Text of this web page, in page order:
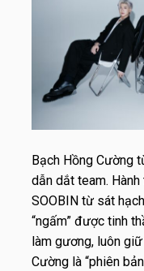
Bạch Hồng Cường
dẫn dắt team.
SOOBIN từ sát
“ngấm” được tinh
làm gương, luôn
Cường là “phiên